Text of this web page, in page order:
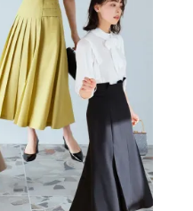
●ビジューハンドル
スパンコール刺繍
●格子柄ビーズ刺繍
ハンドバッグ